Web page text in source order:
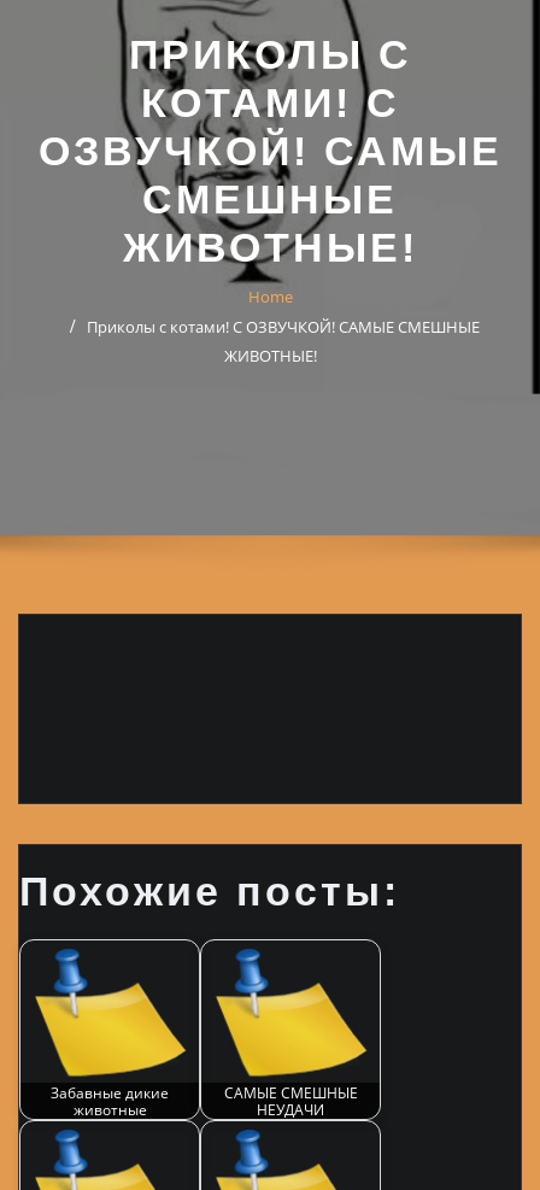
ПРИКОЛЫ С
КОТАМИ! С
ОЗВУЧКОЙ! САМЫЕ
СМЕШНЫЕ
ЖИВОТНЫЕ!
Home
Приколы с котами! С ОЗВУЧКОЙ! САМЫЕ СМЕШНЫЕ
ЖИВОТНЫЕ!
Похожие посты:
Забавные дикие
животные
САМЫЕ СМЕШНЫЕ
НЕУДАЧИ